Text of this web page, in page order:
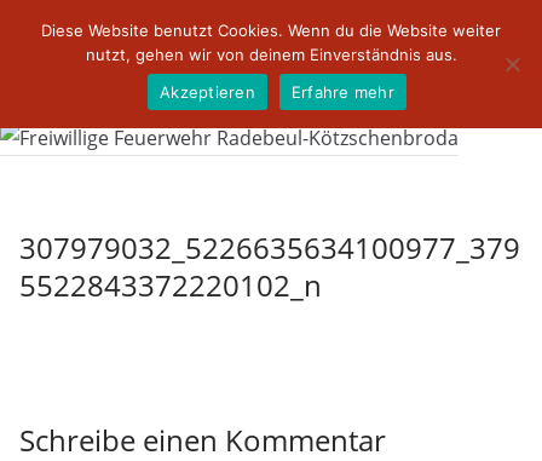
307979032_5226635634100977_379
5522843372220102_n
Schreibe einen Kommentar
Diese Website benutzt Cookies. Wenn du die Website weiter
nutzt, gehen wir von deinem Einverständnis aus.
Akzeptieren
Erfahre mehr